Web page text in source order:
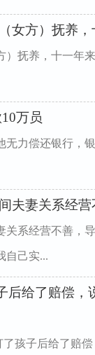
女方）抚养
抚养，十一年
万员
无力偿还银行，
夫妻关系经
系经营不善，
自己实...
后给了赔偿，
孩子后给了赔